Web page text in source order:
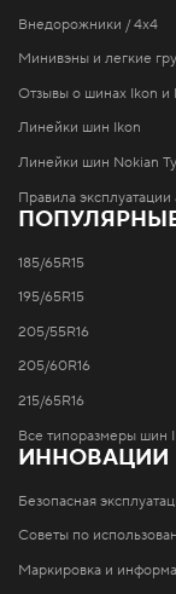
Внедорожники / 4x4
Минивэны и легкие
Отзывы о шинах Ikon и
Линейки шин Ikon
Линейки шин Nokian
Правила
185/65R15
195/65R15
205/55R16
205/60R16
215/65R16
Все типоразмеры шин
ИННОВАЦИИ
Безопасная
Советы по
Маркировка и